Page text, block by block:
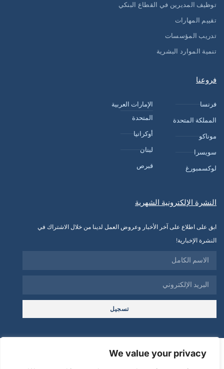
We value your privacy
توظيف المديرين في القطاع البنكي
تقييم المهارات
تدريب المؤسسات
تنمية الموارد البشرية
فروعنا
فرنسا
المملكة المتحدة
موناكو
سويسرا
لوكسمبورغ
الإمارات العربية
المتحدة
أوكرانيا
لبنان
قبرص
النشرة الإلكترونية الشهرية
ابق على اطلاع على آخر الأخبار وعروض العمل لدينا من خلال الاشتراك في
النشرة الإخبارية!
تسجيل
© 2025